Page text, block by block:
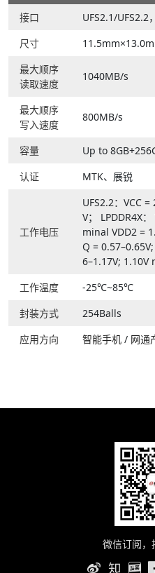
接口
UFS2.1/UFS2.2
尺寸
最大顺序
读取速度
1040MB/s
最大顺序
写入速度
800MB/s
容量
Up to
认证
MTK、展锐
工作电压
UFS2.2：VCC
V； LPDDR4X
minal VDD2 =
Q =
6–1.17V; 1.10V
工作温度
-25℃~85℃
封装方式
254Balls
应用方向
智能手机 / 网通
微信订阅，